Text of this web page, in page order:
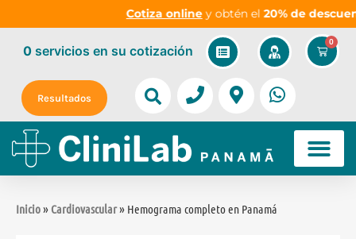
Cotiza onliney obtén el20% de descuento
0
0servicios en su cotización
Resultados
Inicio» Cardiovascular» Hemograma completo en Panamá